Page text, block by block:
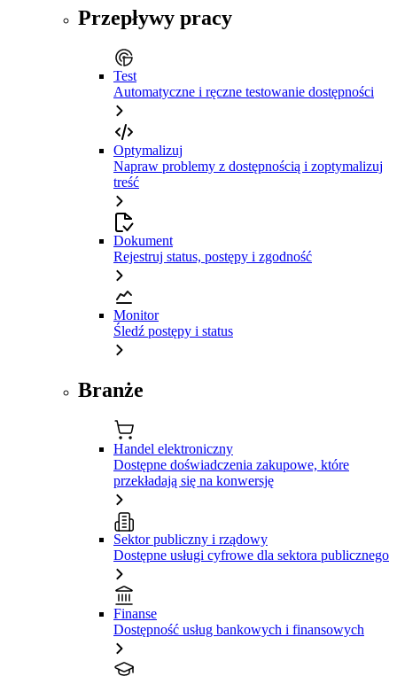
Przepływy pracy
Test
Automatyczne i ręczne testowanie dostępności
Optymalizuj
Napraw problemy z dostępnością i zoptymalizuj
treść
Dokument
Rejestruj status, postępy i zgodność
Monitor
Śledź postępy i status
Branże
Handel elektroniczny
Dostępne doświadczenia zakupowe, które
przekładają się na konwersję
Sektor publiczny i rządowy
Dostępne usługi cyfrowe dla sektora publicznego
Finanse
Dostępność usług bankowych i finansowych